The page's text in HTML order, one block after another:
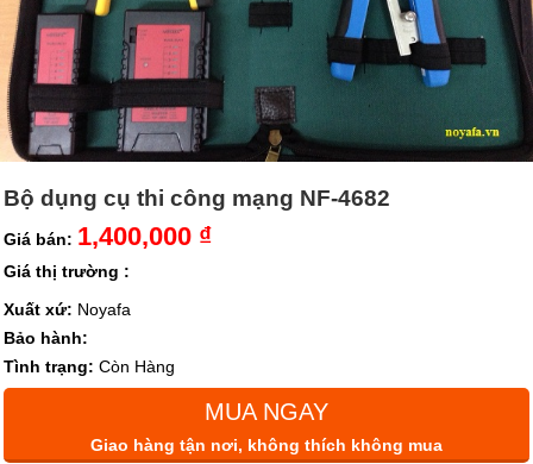
Bộ dụng cụ thi công mạng NF-4682
Giá bán: 1,400,000 ₫
Giá thị trường :
Xuất xứ: Noyafa
Bảo hành:
Tình trạng: Còn Hàng
MUA NGAY
Giao hàng tận nơi, không thích không mua